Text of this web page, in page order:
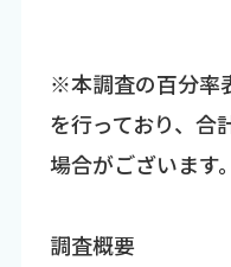
※本調査の百分率
を行っており、合
場合がございます。
調査概要